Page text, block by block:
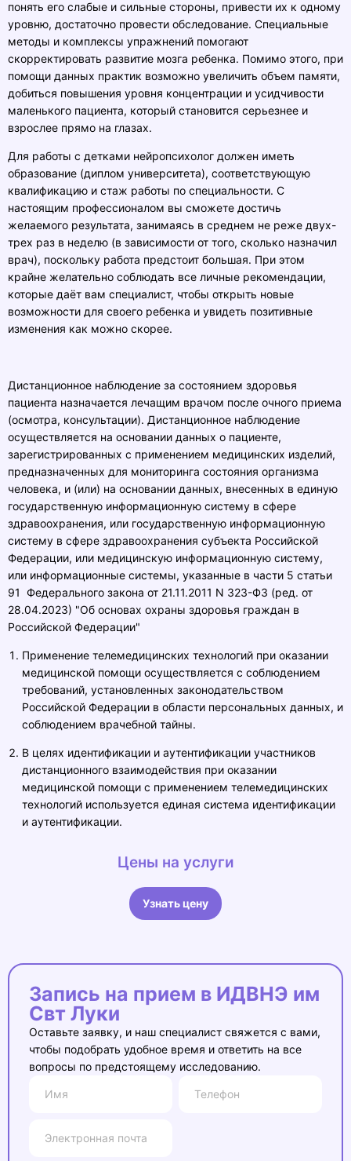
понять его слабые и сильные стороны, привести их к одному
уровню, достаточно провести обследование. Специальные
методы и комплексы упражнений помогают
скорректировать развитие мозга ребенка. Помимо этого, при
помощи данных практик возможно увеличить объем памяти,
добиться повышения уровня концентрации и усидчивости
маленького пациента, который становится серьезнее и
взрослее прямо на глазах.
Для работы с детками нейропсихолог должен иметь
образование (диплом университета), соответствующую
квалификацию и стаж работы по специальности. С
настоящим профессионалом вы сможете достичь
желаемого результата, занимаясь в среднем не реже двух-
трех раз в неделю (в зависимости от того, сколько назначил
врач), поскольку работа предстоит большая. При этом
крайне желательно соблюдать все личные рекомендации,
которые даёт вам специалист, чтобы открыть новые
возможности для своего ребенка и увидеть позитивные
изменения как можно скорее.
Дистанционное наблюдение за состоянием здоровья
пациента назначается лечащим врачом после очного приема
(осмотра, консультации). Дистанционное наблюдение
осуществляется на основании данных о пациенте,
зарегистрированных с применением медицинских изделий,
предназначенных для мониторинга состояния организма
человека, и (или) на основании данных, внесенных в единую
государственную информационную систему в сфере
здравоохранения, или государственную информационную
систему в сфере здравоохранения субъекта Российской
Федерации, или медицинскую информационную систему,
или информационные системы, указанные в части 5 статьи
91 Федерального закона от 21.11.2011 N 323-ФЗ (ред. от
28.04.2023) "Об основах охраны здоровья граждан в
Российской Федерации"
Применение телемедицинских технологий при оказании
медицинской помощи осуществляется с соблюдением
требований, установленных законодательством
Российской Федерации в области персональных данных, и
соблюдением врачебной тайны.
В целях идентификации и аутентификации участников
дистанционного взаимодействия при оказании
медицинской помощи с применением телемедицинских
технологий используется единая система идентификации
и аутентификации.
Цены на услуги
Узнать цену
Запись на прием в ИДВНЭ им
Свт Луки
Оставьте заявку, и наш специалист свяжется с вами,
чтобы подобрать удобное время и ответить на все
вопросы по предстоящему исследованию.